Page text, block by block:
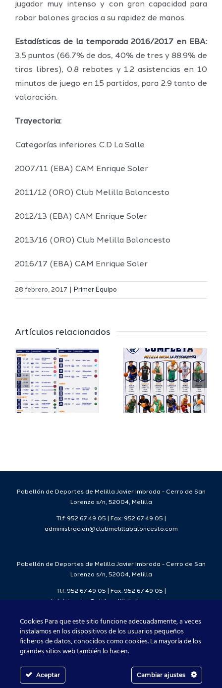
jugador muy intenso y con gran capacidad para
robar balones gracias a su rapidez de manos.
Estadísticas de la temporada 2016/2017 en EBA:
3.5 puntos (66.7% de dos, 40% de tres y 88.9% de
tiros libres), 0.8 rebotes y 1.2 asistencias en 10
minutos de juego en 15 partidos, para 2.9 tanto de
valoración.
Trayectoria:
Categorías inferiores C.D La Salle
2007/11 (EBA) CAM Enrique Soler
2011/12 (ORO) Club Melilla Baloncesto
2012/13 (EBA) CAM Enrique Soler
2013/16 (ORO) Club Melilla Baloncesto
2016/17 (EBA) CAM Enrique Soler
28 febrero, 2017 Primer Equipo
Artículos relacionados
El Melilla
del
Deporte
completa
su
proyecto
FEB y la
Copa
España
FEB para
2026/27
Pabellón de Deportes de Melilla Javier Imbroda - Cerro de San
Lorenzo s/n, 52004, Melilla
Tlf: 952 67 49 05 | Fax: 952 67 49 05 |
administracion@clubmelillabaloncesto.com
Pabellón de Deportes de Melilla Javier Imbroda - Cerro de San
Lorenzo s/n, 52004, Melilla
Tlf: 952 67 49 05 | Fax: 952 67 49 05 |
Club Melilla Baloncesto 2021
InstagramYouTube
Cookies Para que este sitio funcione adecuadamente, a veces
instalamos en los dispositivos de los usuarios pequeños
ficheros de datos, conocidos como cookies. La mayoría de los
grandes sitios web también lo hacen.
Aceptar Cambiar ajustes